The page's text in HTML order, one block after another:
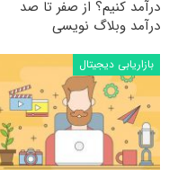
درآمد کنیم؟ از صفر تا صد
درآمد وبلاگ نویسی
بازاریابی دیجیتال